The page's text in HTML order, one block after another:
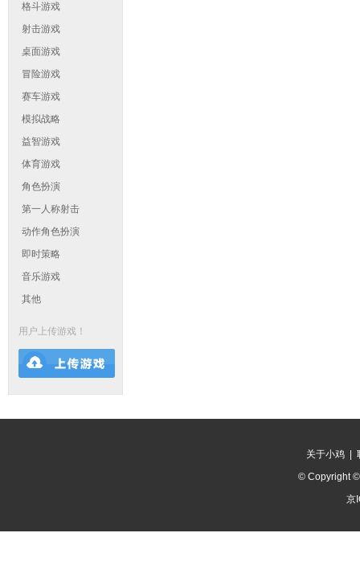
格斗游戏
射击游戏
桌面游戏
冒险游戏
赛车游戏
模拟战略
益智游戏
体育游戏
角色扮演
第一人称射击
动作角色扮演
即时策略
音乐游戏
其他
用户上传游戏！
关于小鸡 |
© Copyright
京